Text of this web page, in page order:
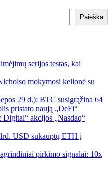
Paieška
serijos testas, kai
mokymosi kelionė su
29 d.): BTC susigrąžina 64
pristato naują „DeFi“
akcijos „Nasdaq“
USD sukauptų ETH į
pirkimo signalai: 10x